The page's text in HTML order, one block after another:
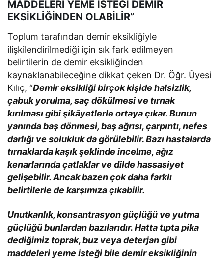
MADDELERİ YEME İSTEĞİ DEMİR
EKSİKLİĞİNDEN OLABİLİR”
Toplum tarafından demir eksikliğiyle
ilişkilendirilmediği için sık fark edilmeyen
belirtilerin de demir eksikliğinden
kaynaklanabileceğine dikkat çeken Dr. Öğr. Üyesi
Kılıç, “Demir eksikliği birçok kişide halsizlik,
çabuk yorulma, saç dökülmesi ve tırnak
kırılması gibi şikâyetlerle ortaya çıkar. Bunun
yanında baş dönmesi, baş ağrısı, çarpıntı, nefes
darlığı ve solukluk da görülebilir. Bazı hastalarda
tırnaklarda kaşık şeklinde incelme, ağız
kenarlarında çatlaklar ve dilde hassasiyet
gelişebilir. Ancak bazen çok daha farklı
belirtilerle de karşımıza çıkabilir.
Unutkanlık, konsantrasyon güçlüğü ve yutma
güçlüğü bunlardan bazılarıdır. Hatta tıpta pika
dediğimiz toprak, buz veya deterjan gibi
maddeleri yeme isteği bile demir eksikliğinin